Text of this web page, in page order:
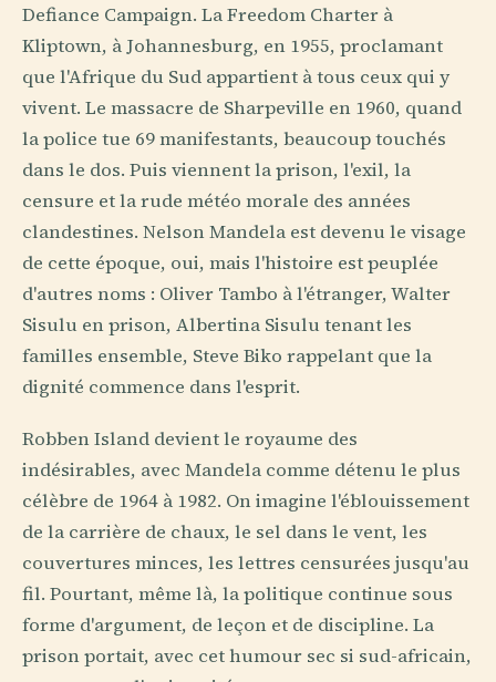
Defiance Campaign. La Freedom Charter à
Kliptown, à Johannesburg, en 1955, proclamant
que l'Afrique du Sud appartient à tous ceux qui y
vivent. Le massacre de Sharpeville en 1960, quand
la police tue 69 manifestants, beaucoup touchés
dans le dos. Puis viennent la prison, l'exil, la
censure et la rude météo morale des années
clandestines. Nelson Mandela est devenu le visage
de cette époque, oui, mais l'histoire est peuplée
d'autres noms : Oliver Tambo à l'étranger, Walter
Sisulu en prison, Albertina Sisulu tenant les
familles ensemble, Steve Biko rappelant que la
dignité commence dans l'esprit.
Robben Island devient le royaume des
indésirables, avec Mandela comme détenu le plus
célèbre de 1964 à 1982. On imagine l'éblouissement
de la carrière de chaux, le sel dans le vent, les
couvertures minces, les lettres censurées jusqu'au
fil. Pourtant, même là, la politique continue sous
forme d'argument, de leçon et de discipline. La
prison portait, avec cet humour sec si sud-africain,